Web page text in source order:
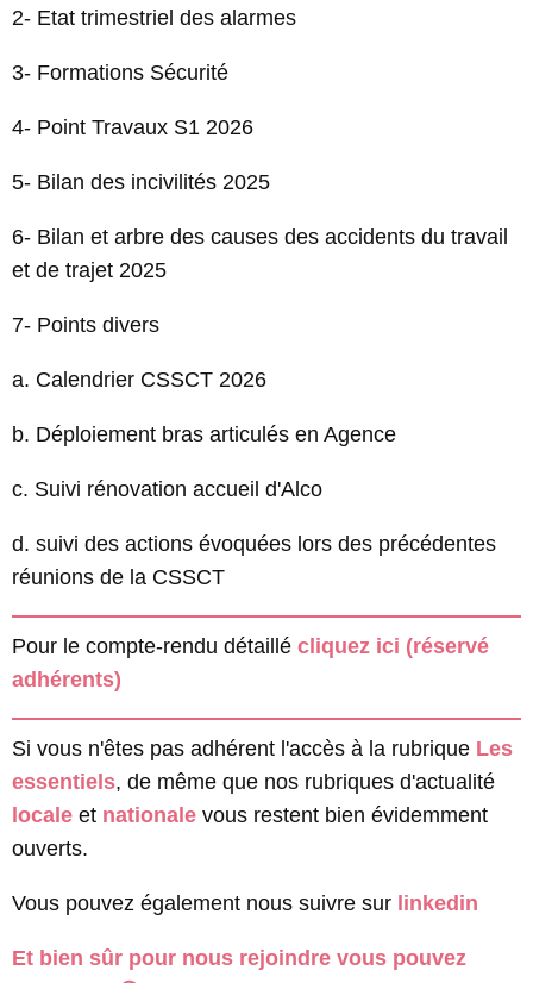
2- Etat trimestriel des alarmes
3- Formations Sécurité
4- Point Travaux S1 2026
5- Bilan des incivilités 2025
6- Bilan et arbre des causes des accidents du travail
et de trajet 2025
7- Points divers
a. Calendrier CSSCT 2026
b. Déploiement bras articulés en Agence
c. Suivi rénovation accueil d'Alco
d. suivi des actions évoquées lors des précédentes
réunions de la CSSCT
Pour le compte-rendu détaillé cliquez ici (réservé
adhérents)
Si vous n'êtes pas adhérent l'accès à la rubrique Les
essentiels, de même que nos rubriques d'actualité
locale et nationale vous restent bien évidemment
ouverts.
Vous pouvez également nous suivre sur linkedin
Et bien sûr pour nous rejoindre vous pouvez